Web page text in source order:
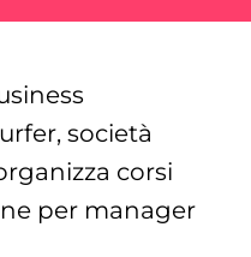
società
corsi
per manager